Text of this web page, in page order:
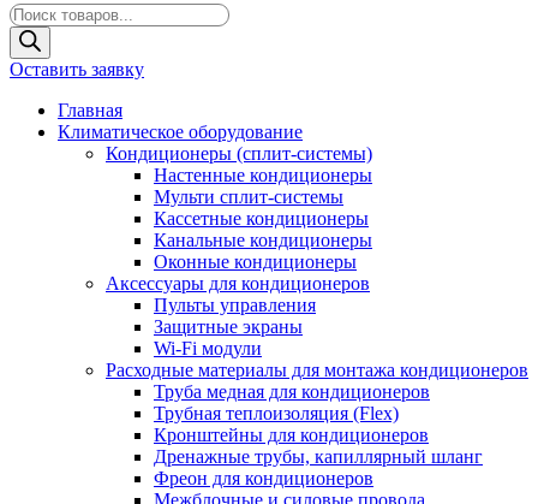
Поиск
товаров
Оставить заявку
Главная
Климатическое оборудование
Кондиционеры (сплит-системы)
Настенные кондиционеры
Мульти сплит-системы
Кассетные кондиционеры
Канальные кондиционеры
Оконные кондиционеры
Аксессуары для кондиционеров
Пульты управления
Защитные экраны
Wi-Fi модули
Расходные материалы для монтажа кондиционеров
Труба медная для кондиционеров
Трубная теплоизоляция (Flex)
Кронштейны для кондиционеров
Дренажные трубы, капиллярный шланг
Фреон для кондиционеров
Межблочные и силовые провода